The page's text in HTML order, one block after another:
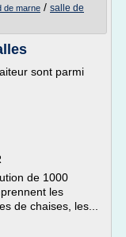
de marne / salle de
sont parmi
de 1000
les
de chaises, les...